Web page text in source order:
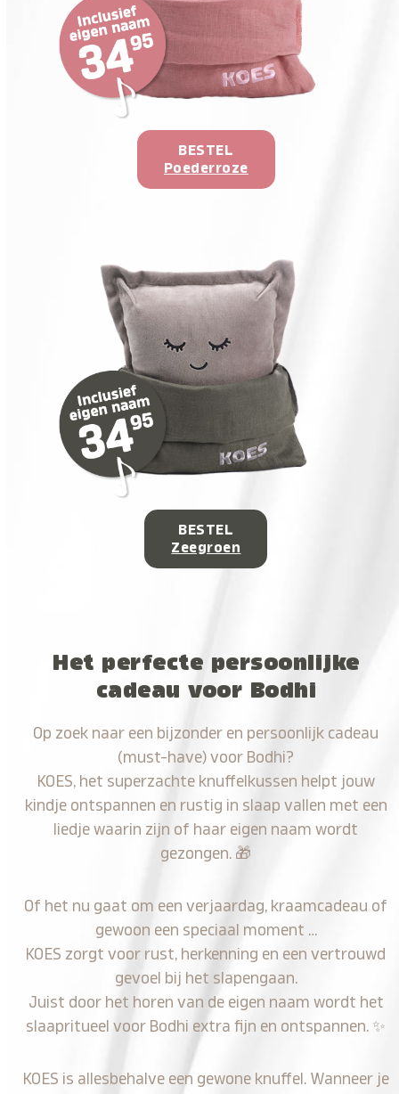
BESTEL
Poederroze
BESTEL
Zeegroen
Het perfecte persoonlijke
cadeau voor Bodhi
Op zoek naar een bijzonder en persoonlijk cadeau
(must-have) voor Bodhi?
KOES, het superzachte knuffelkussen helpt jouw
kindje ontspannen en rustig in slaap vallen met een
liedje waarin zijn of haar eigen naam wordt
gezongen. 🎁
Of het nu gaat om een verjaardag, kraamcadeau of
gewoon een speciaal moment …
KOES zorgt voor rust, herkenning en een vertrouwd
gevoel bij het slapengaan.
Juist door het horen van de eigen naam wordt het
slaapritueel voor Bodhi extra fijn en ontspannen. ✨
KOES is allesbehalve een gewone knuffel. Wanneer je